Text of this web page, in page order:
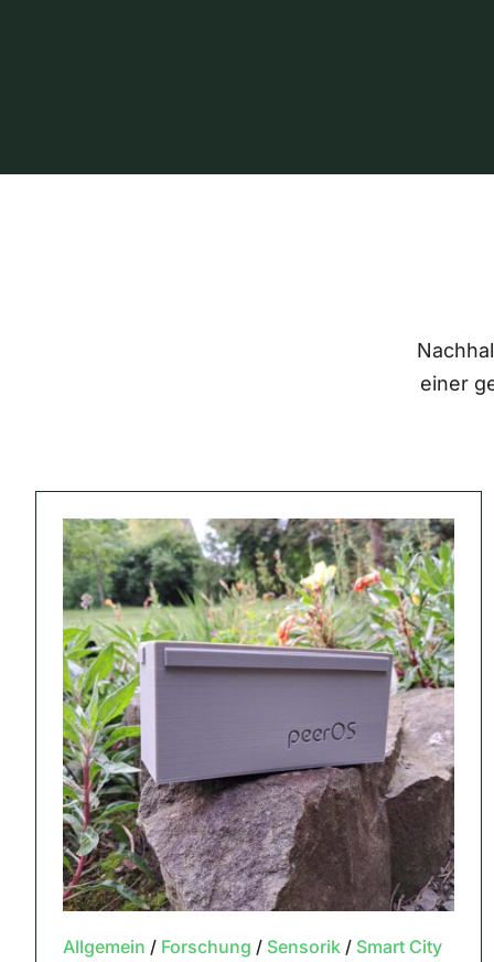
einer
Allgemein / Forschung / Sensorik/ Smart City